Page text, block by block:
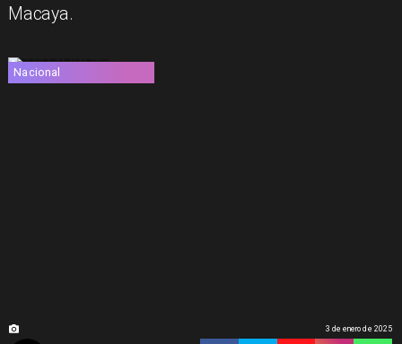
Macaya.
Nacional
3 de enero de 2025